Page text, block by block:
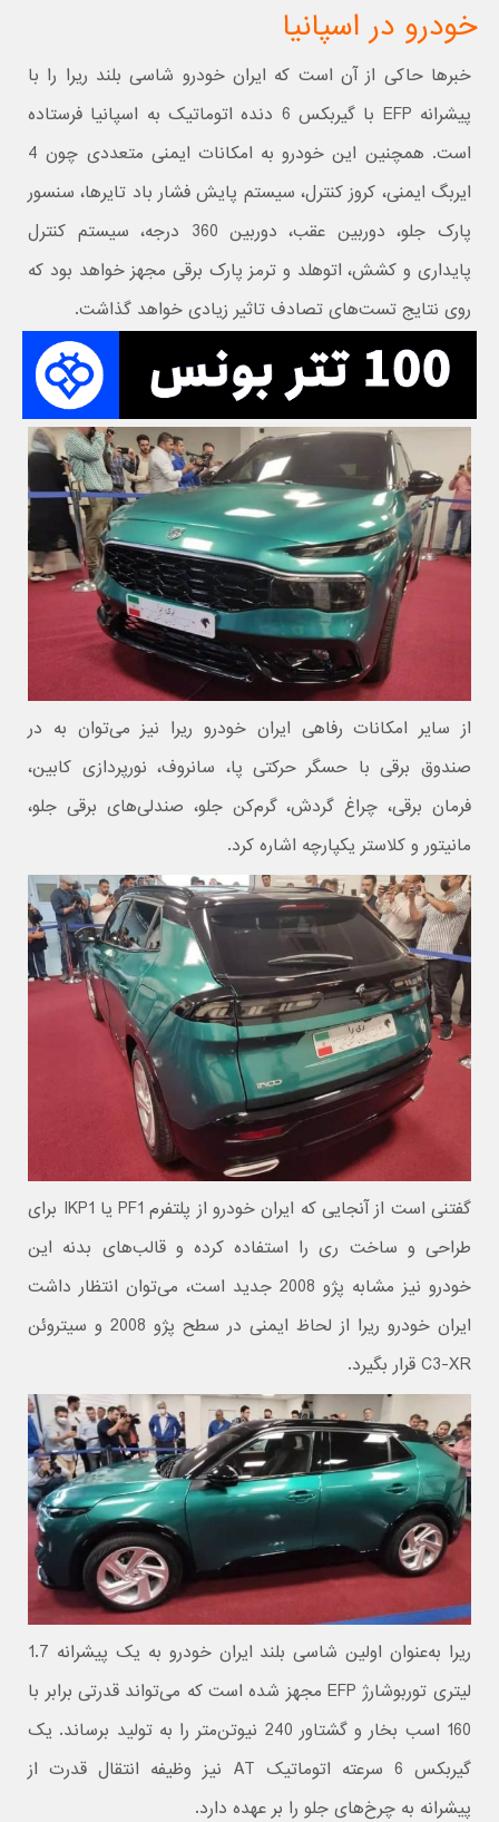
خودرو در اسپانیا
خبرها حاکی از آن است که ایران خودرو شاسی بلند ریرا را با
پیشرانه EFP با گیربکس 6 دنده اتوماتیک به اسپانیا فرستاده
است. همچنین این خودرو به امکانات ایمنی متعددی چون 4
ایربگ ایمنی، کروز کنترل، سیستم پایش فشار باد تایرها، سنسور
پارک جلو، دوربین عقب، دوربین 360 درجه، سیستم کنترل
پایداری و کشش، اتوهلد و ترمز پارک برقی مجهز خواهد بود که
روی نتایج تست‌های تصادف تاثیر زیادی خواهد گذاشت.
از سایر امکانات رفاهی ایران خودرو ریرا نیز می‌توان به در
صندوق برقی با حسگر حرکتی پا، سانروف، نورپردازی کابین،
فرمان برقی، چراغ گردش، گرم‌کن جلو، صندلی‌های برقی جلو،
مانیتور و کلاستر یکپارچه اشاره کرد.
گفتنی است از آنجایی که ایران خودرو از پلتفرم PF1 یا IKP1 برای
طراحی و ساخت ری را استفاده کرده و قالب‌های بدنه این
خودرو نیز مشابه پژو 2008 جدید است، می‌توان انتظار داشت
ایران خودرو ریرا از لحاظ ایمنی در سطح پژو 2008 و سیتروئن
C3-XR قرار بگیرد.
ریرا به‌عنوان اولین شاسی بلند ایران خودرو به یک پیشرانه 1.7
لیتری توربوشارژ EFP مجهز شده است که می‌تواند قدرتی برابر با
160 اسب بخار و گشتاور 240 نیوتن‌متر را به تولید برساند. یک
گیربکس 6 سرعته اتوماتیک AT نیز وظیفه انتقال قدرت از
پیشرانه به چرخ‌های جلو را بر عهده دارد.